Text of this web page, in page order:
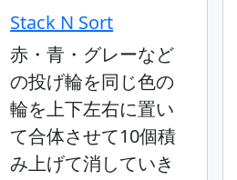
Stack N Sort
赤・青・グレーなど
の投げ輪を同じ色の
輪を上下左右に置い
て合体させて10個積
み上げて消していき